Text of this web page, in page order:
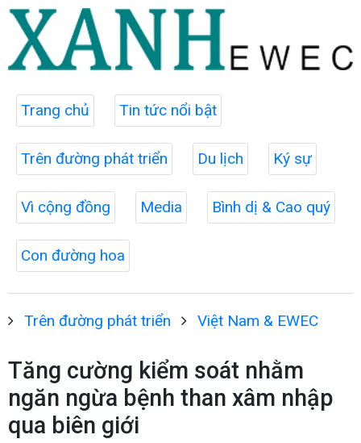
Trang chủ Tin tức nổi bật
Trên đường phát triển Du lịch Ký sự
Vì cộng đồng Media Bình dị & Cao quý
Con đường hoa
Trên đường phát triển Việt Nam & EWEC
Tăng cường kiểm soát nhằm
ngăn ngừa bệnh than xâm nhập
qua biên giới